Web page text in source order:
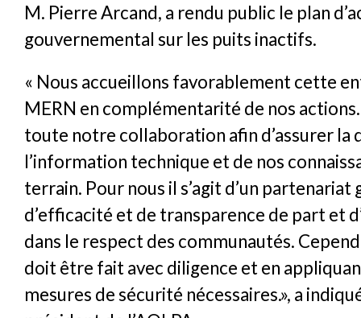
M. Pierre Arcand, a rendu public le plan
gouvernemental sur les puits inactifs.
« Nous accueillons favorablement cette
MERN en complémentarité de nos
toute notre collaboration afin d’assurer la
l’information technique et de nos
terrain. Pour nous il s’agit d’un partenariat
d’efficacité et de transparence de part et
dans le respect des communautés.
doit être fait avec diligence et en
mesures de sécurité nécessaires.», a